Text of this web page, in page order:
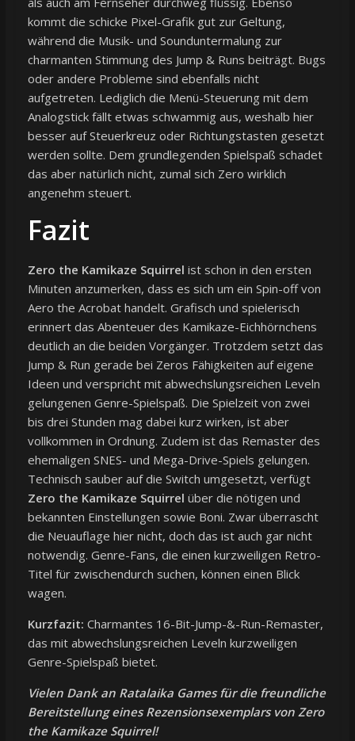
kommt die schicke Pixel-Grafik gut zur Geltung,
während die Musik- und Sounduntermalung zur
charmanten Stimmung des Jump & Runs beiträgt. Bugs
oder andere Probleme sind ebenfalls nicht
aufgetreten. Lediglich die Menü-Steuerung mit dem
Analogstick fällt etwas schwammig aus, weshalb hier
besser auf Steuerkreuz oder Richtungstasten gesetzt
werden sollte. Dem grundlegenden Spielspaß schadet
das aber natürlich nicht, zumal sich Zero wirklich
angenehm steuert.
Fazit
Zero the Kamikaze Squirrel ist schon in den ersten
Minuten anzumerken, dass es sich um ein Spin-off von
Aero the Acrobat handelt. Grafisch und spielerisch
erinnert das Abenteuer des Kamikaze-Eichhörnchens
deutlich an die beiden Vorgänger. Trotzdem setzt das
Jump & Run gerade bei Zeros Fähigkeiten auf eigene
Ideen und verspricht mit abwechslungsreichen Leveln
gelungenen Genre-Spielspaß. Die Spielzeit von zwei
bis drei Stunden mag dabei kurz wirken, ist aber
vollkommen in Ordnung. Zudem ist das Remaster des
ehemaligen SNES- und Mega-Drive-Spiels gelungen.
Technisch sauber auf die Switch umgesetzt, verfügt
Zero the Kamikaze Squirrel über die nötigen und
bekannten Einstellungen sowie Boni. Zwar überrascht
die Neuauflage hier nicht, doch das ist auch gar nicht
notwendig. Genre-Fans, die einen kurzweiligen Retro-
Titel für zwischendurch suchen, können einen Blick
wagen.
Kurzfazit: Charmantes 16-Bit-Jump-&-Run-Remaster,
das mit abwechslungsreichen Leveln kurzweiligen
Genre-Spielspaß bietet.
Vielen Dank an Ratalaika Games für die freundliche
Bereitstellung eines Rezensionsexemplars von Zero
the Kamikaze Squirrel!